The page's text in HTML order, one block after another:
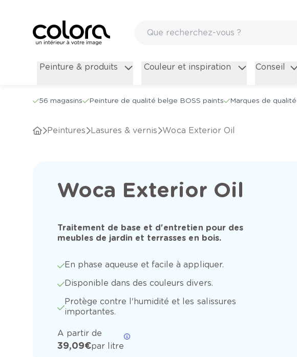
Peinture & produits Couleur et inspiration Conseil
56 magasins Peinture de qualité belge BOSS paints Marques de
Peintures Lasures & vernis Woca Exterior Oil
Woca Exterior Oil
Traitement de base et d'entretien pour des
meubles de jardin et terrasses en bois.
En phase aqueuse et facile à appliquer.
Disponible dans des couleurs divers.
Protège contre l'humidité et les salissures
importantes.
A partir de
39,09 €par litre